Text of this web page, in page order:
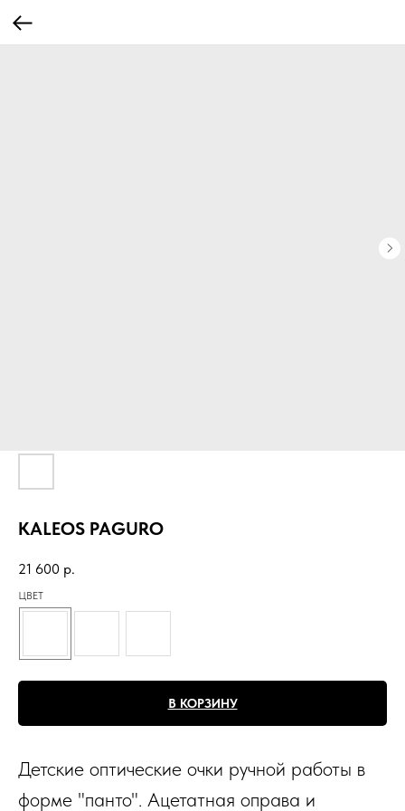
KALEOS PAGURO
21 600 р.
ЦВЕТ
В КОРЗИНУ
Детские оптические очки ручной работы в
форме "панто". Ацетатная оправа и